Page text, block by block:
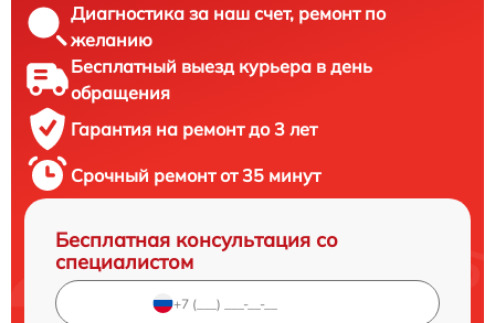
Диагностика за наш счет, ремонт по
желанию
Бесплатный выезд курьера в день
обращения
Гарантия на ремонт до 3 лет
Срочный ремонт от 35 минут
Бесплатная консультация со
специалистом